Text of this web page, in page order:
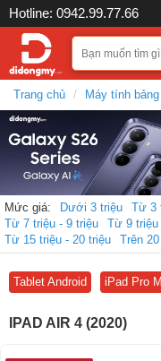
Hotline: 0942.99.77.66
Trang chủ Máy tính bảng
Mức giá: Dưới 3 triệu Từ 3
Từ 7 triệu - 9 triệu
Từ 9 triệu
Từ 15 triệu - 20 triệu
Trên
Tablet Android iPad Pro
IPAD AIR 4 (2020)